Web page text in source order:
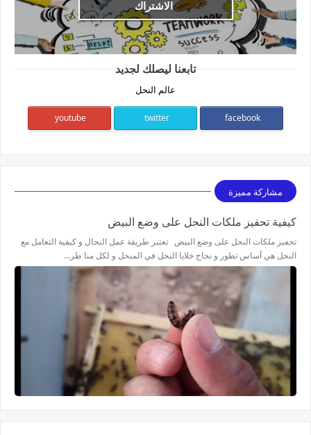
الاشتراك
تابعنا ليصلك لجديد
عالم النحل
facebook
twitter
youtube
مشاركة مميزة
كيفية تحفيز ملكات النحل على وضع البيض
تحفيز ملكات النحل على وضع البيض تعتبر طريقة عمل النحال و كيفية التعامل مع
النحل هي أساس تطور و نجاح خلايا النحل في المنحل و لكل منا طر…